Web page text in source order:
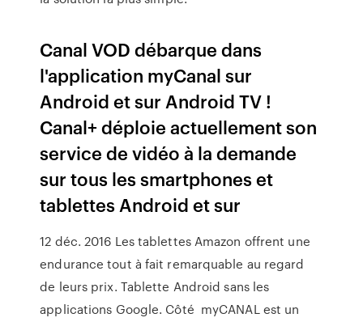
Canal VOD débarque dans
l'application myCanal sur
Android et sur Android TV !
Canal+ déploie actuellement son
service de vidéo à la demande
sur tous les smartphones et
tablettes Android et sur
12 déc. 2016 Les tablettes Amazon offrent une
endurance tout à fait remarquable au regard
de leurs prix. Tablette Android sans les
applications Google. Côté myCANAL est un